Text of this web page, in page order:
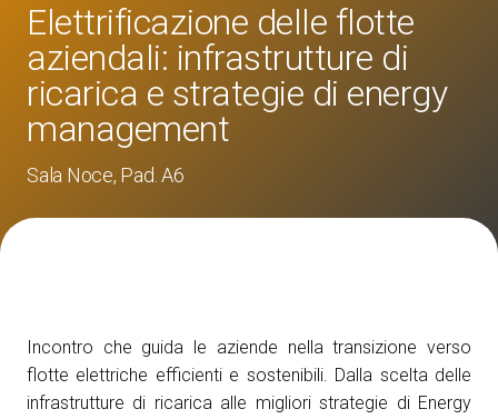
Visita
Catalogo Espositori 2026
Eventi
Prenota il tuo spazio
Elettrificazione delle flotte
aziendali: infrastrutture di
ricarica e strategie di energy
management
Sala Noce, Pad. A6
Incontro che guida le aziende nella transizione verso
flotte elettriche efficienti e sostenibili. Dalla scelta delle
infrastrutture di ricarica alle migliori strategie di Energy